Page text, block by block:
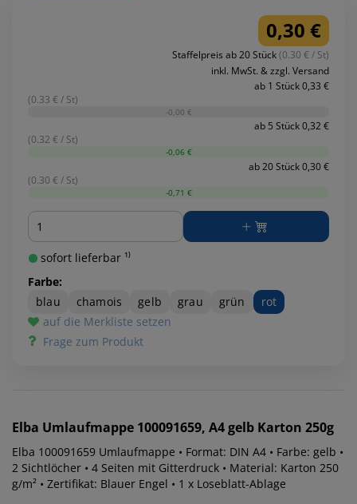
0,30 €
Staffelpreis ab 20 Stück(0.30 € / St)
inkl. MwSt. & zzgl. Versand
ab 1 Stück 0,33 €
(0.33 € / St)
-0,00 €
ab 5 Stück 0,32 €
(0.32 € / St)
-0,06 €
ab 20 Stück 0,30 €
(0.30 € / St)
-0,71 €
Menge
sofort lieferbar ¹⁾
Farbe:
blau
chamois gelb grau grün
rot
auf die Merkliste setzen
Frage zum Produkt
Elba Umlaufmappe 100091659, A4 gelb Karton 250g
Elba 100091659 Umlaufmappe • Format: DIN A4 • Farbe: gelb •
2 Sichtlöcher • 4 Seiten mit Gitterdruck • Material: Karton 250
g/m² • Zertifikat: Blauer Engel • 1 x Loseblatt-Ablage